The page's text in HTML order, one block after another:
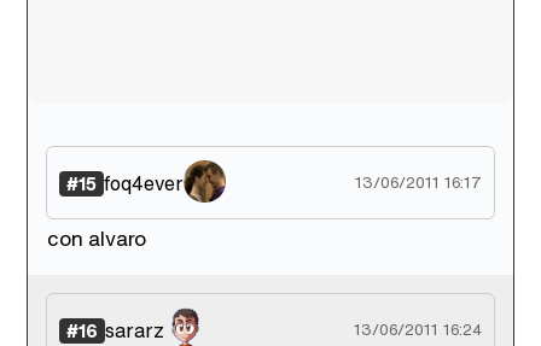
#15 foq4ever 13/06/2011 16:17
con alvaro
#16 sararz 13/06/2011 16:24